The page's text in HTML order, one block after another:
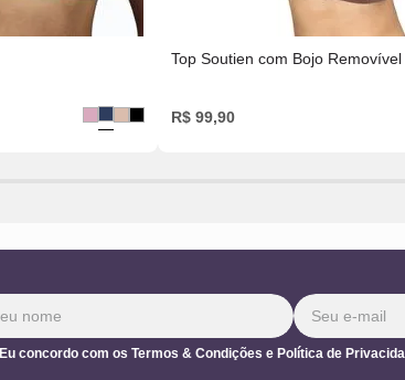
Top Soutien com Bojo Removível
R$ 99,90
Eu concordo com os Termos & Condições e Política de